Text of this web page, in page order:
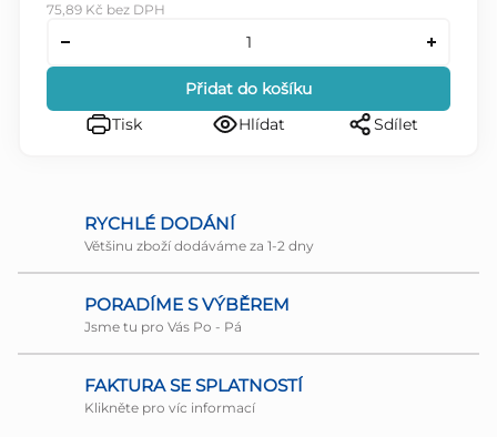
75,89 Kč bez DPH
Přidat do košíku
Tisk
Hlídat Sdílet
RYCHLÉ DODÁNÍ
Většinu zboží dodáváme za 1-2 dny
PORADÍME S VÝBĚREM
Jsme tu pro Vás Po - Pá
FAKTURA SE SPLATNOSTÍ
Klikněte pro víc informací